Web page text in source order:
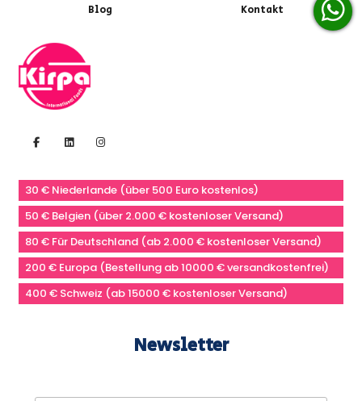
Blog Kontakt
30 € Niederlande (über 500 Euro kostenlos)
50 € Belgien (über 2.000 € kostenloser Versand)
80 € Für Deutschland (ab 2.000 € kostenloser Versand)
200 € Europa (Bestellung ab 10000 € versandkostenfrei)
400 € Schweiz (ab 15000 € kostenloser Versand)
Newsletter